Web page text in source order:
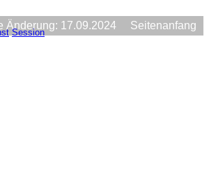
Änderung: 17.09.2024 Seitenanfang
Session